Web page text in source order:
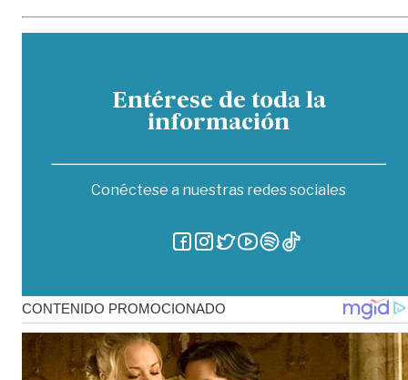
Entérese de toda la
información
Conéctese a nuestras redes sociales